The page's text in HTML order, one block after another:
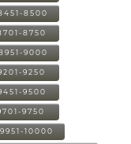
8500
8750
9000
9250
9500
9750
10000